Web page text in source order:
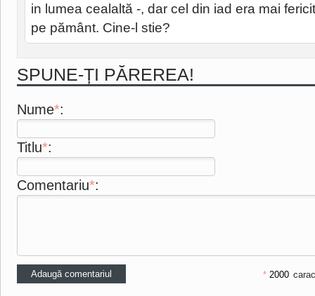
in lumea cealaltă -, dar cel din iad era mai
pe pământ. Cine-l stie?
SPUNE-ȚI PĂREREA!
Nume*:
Titlu*:
Comentariu*:
*